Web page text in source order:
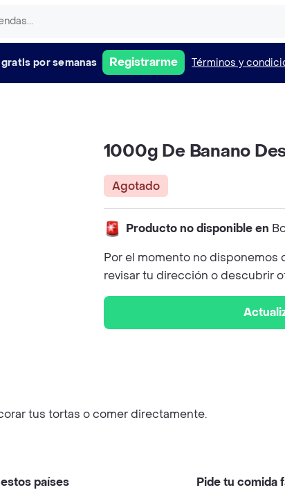
por semanas Registrarme Términos y
1000g De Banano
Agotado
Producto no disponible en
Por el momento no disponemos
revisar tu dirección o descubrir
tus tortas o comer directamente.
países Pide tu comida